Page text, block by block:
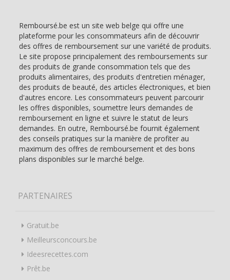
Remboursé.be est un site web belge qui offre une
plateforme pour les consommateurs afin de découvrir
des offres de remboursement sur une variété de produits.
Le site propose principalement des remboursements sur
des produits de grande consommation tels que des
produits alimentaires, des produits d'entretien ménager,
des produits de beauté, des articles électroniques, et bien
d'autres encore. Les consommateurs peuvent parcourir
les offres disponibles, soumettre leurs demandes de
remboursement en ligne et suivre le statut de leurs
demandes. En outre, Remboursé.be fournit également
des conseils pratiques sur la manière de profiter au
maximum des offres de remboursement et des bons
plans disponibles sur le marché belge.
PARTENAIRES
Gratuit.be
Meilleursconcours.be
Ideesrecettes.com
Prêt.be